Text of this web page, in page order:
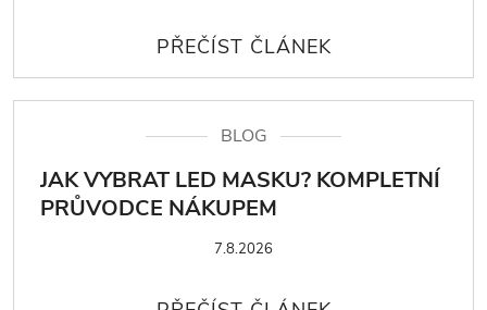
BLOG
JAK VYBRAT LED MASKU? KOMPLETNÍ
PRŮVODCE NÁKUPEM
7.8.2026